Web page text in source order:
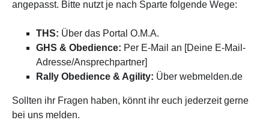
angepasst. Bitte nutzt je nach Sparte folgende Wege:
THS: Über das Portal O.M.A.
GHS & Obedience: Per E-Mail an [Deine E-Mail-
Adresse/Ansprechpartner]
Rally Obedience & Agility: Über webmelden.de
Sollten ihr Fragen haben, könnt ihr euch jederzeit gerne
bei uns melden.